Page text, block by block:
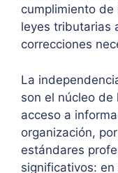
cumplimiento
leyes tributarias
correcciones
La
son el núcleo de
acceso a
organización,
estándares
significativos: